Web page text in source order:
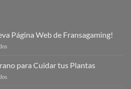
Página Web de Fransagaming!
Nueva
para Cuidar tus Plantas